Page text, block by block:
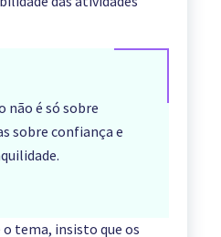
não é só sobre
sobre confiança e
tema, insisto que os